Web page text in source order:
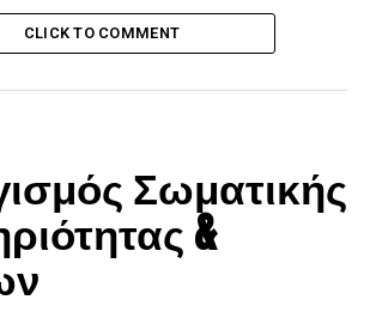
CLICK TO COMMENT
Σωματικής
&